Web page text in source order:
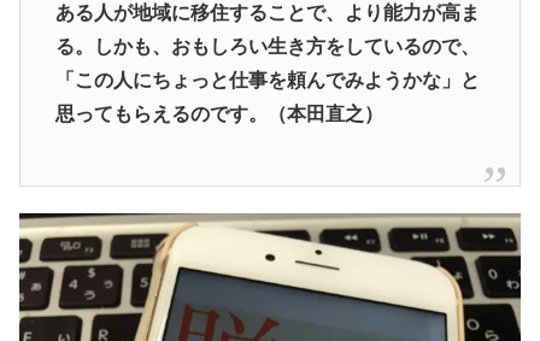
ある人が地域に移住することで、より能力が高ま
る。しかも、おもしろい生き方をしているので、
「この人にちょっと仕事を頼んでみようかな」と
思ってもらえるのです。（本田直之）